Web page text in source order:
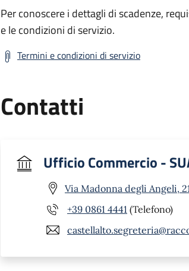
Per conoscere i dettagli di scadenze,
e le condizioni di servizio.
Termini e condizioni di servizio
Contatti
Ufficio Commercio -
Via Madonna degli Angeli,
+39 0861 4441 (Telefono)